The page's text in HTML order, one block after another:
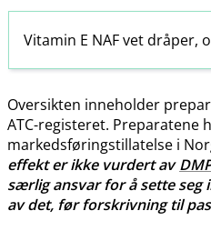
Vitamin E NAF vet dråper,
Oversikten inneholder
ATC-registeret. Preparatene
markedsføringstillatelse i
effekt er ikke vurdert av
særlig ansvar for å sette seg
av det, før forskrivning til